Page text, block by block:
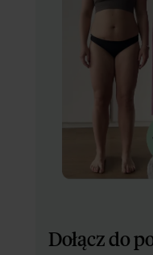
Dołącz do